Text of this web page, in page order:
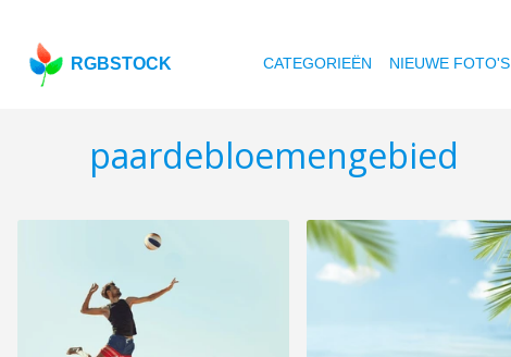
RGBSTOCK CATEGORIEËN NIEUWE FOTO'S
paardebloemengebied